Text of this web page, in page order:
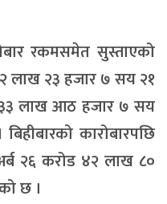
रकमसमेत सुस्ताएको
लाख २३ हजार ७ सय २१
३३ लाख आठ हजार ७ सय
कारोबारपछि
२६ करोड ४२ लाख ८०
छ ।